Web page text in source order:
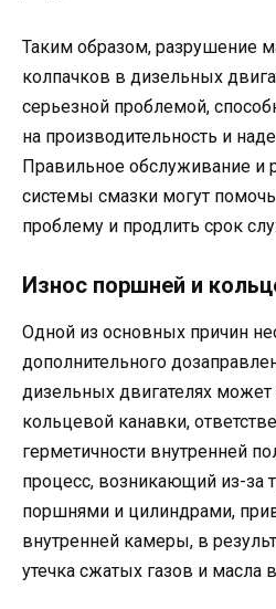
Таким образом, разрушение
колпачков в дизельных
серьезной проблемой,
на производительность и
Правильное обслуживание и
системы смазки могут
проблему и продлить срок
Износ поршней и
Одной из основных причин
дополнительного
дизельных двигателях
кольцевой канавки,
герметичности внутренней
процесс, возникающий из-за
поршнями и цилиндрами,
внутренней камеры, в
утечка сжатых газов и масла